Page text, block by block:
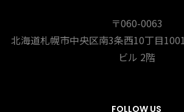
〒060-0063
北海道札幌市中央区南3条西10丁目
ビル 2階
FOLLOW US